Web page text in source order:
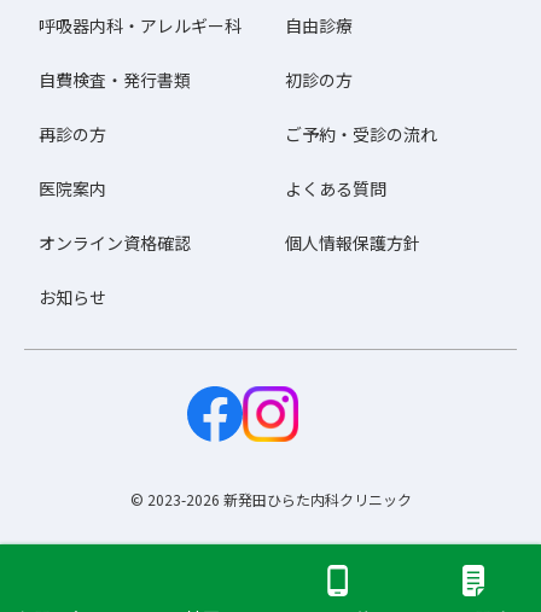
呼吸器内科・アレルギー科 自由診療
自費検査・発行書類 初診の方
再診の方 ご予約・受診の流れ
医院案内 よくある質問
オンライン資格確認 個人情報保護方針
お知らせ
© 2023-2026 新発田ひらた内科クリニック